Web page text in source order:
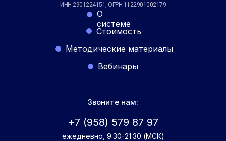
ИНН 2901224151, ОГРН 1122901002179
+7 (958) 579 87 97
Звоните нам:
ежедневно, 9:30-21:30 (МСК)
О
системе
Стоимость
Методические материалы
Вебинары